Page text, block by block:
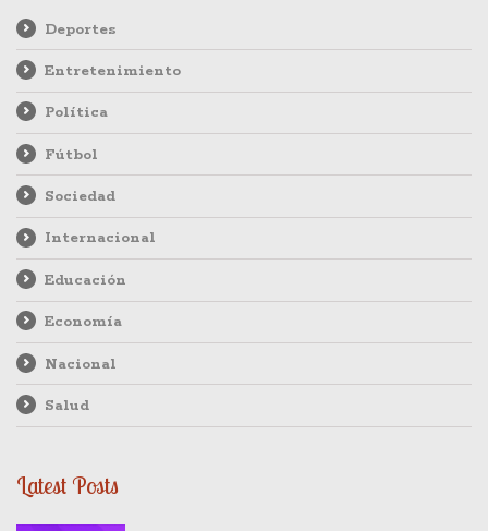
Deportes
Entretenimiento
Política
Fútbol
Sociedad
Internacional
Educación
Economía
Nacional
Salud
Latest Posts